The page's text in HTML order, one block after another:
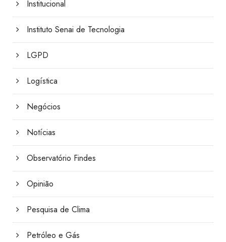
Institucional
Instituto Senai de Tecnologia
LGPD
Logística
Negócios
Notícias
Observatório Findes
Opinião
Pesquisa de Clima
Petróleo e Gás